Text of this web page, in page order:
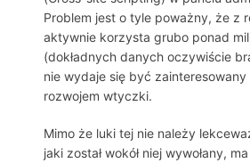
Problem jest o tyle poważny, że z
aktywnie korzysta grubo ponad
(dokładnych danych oczywiście
nie wydaje się być zainteresowany
rozwojem wtyczki.
Mimo że luki tej nie należy
jaki został wokół niej wywołany,